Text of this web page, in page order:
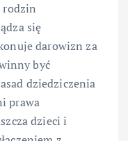
rodzin
się
darowizn za
być
dziedziczenia
prawa
dzieci i